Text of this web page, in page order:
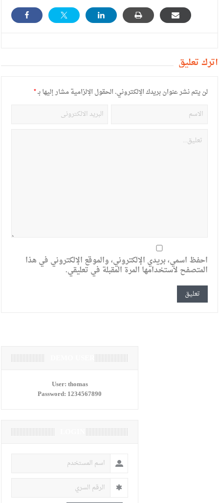
أترك تعليق
لن يتم نشر عنوان بريدك الإلكتروني.الحقول الإلزامية مشار إليها بـ*
احفظ اسمي، بريدي الإلكتروني، والموقع الإلكتروني في هذا
المتصفح لاستخدامها المرة المقبلة في تعليقي.
User:thomas
Password: 1234567890